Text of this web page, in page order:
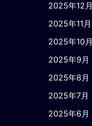
2025年12月
2025年11月
2025年10月
2025年9月
2025年8月
2025年7月
2025年6月